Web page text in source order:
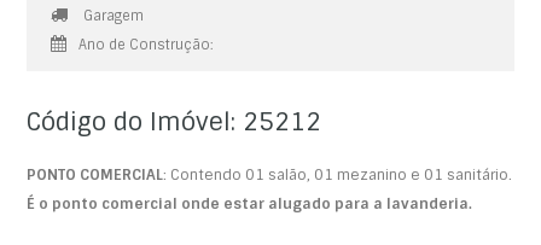
Garagem
Ano de Construção:
Código do Imóvel: 25212
PONTO COMERCIAL: Contendo 01 salão, 01 mezanino e 01 sanitário.
É o ponto comercial onde estar alugado para a lavanderia.